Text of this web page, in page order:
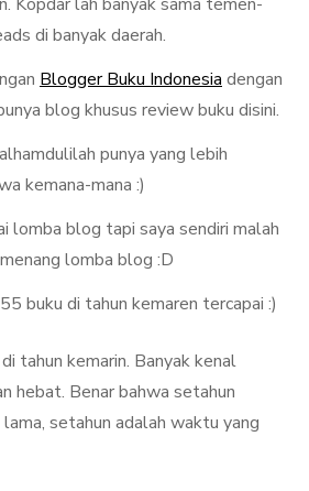
di banyak daerah.
Blogger Buku Indonesia dengan
blog khusus review buku disini.
punya yang lebih
kemana-mana :)
lomba blog tapi saya sendiri malah
lomba blog :D
buku di tahun kemaren tercapai :)
tahun kemarin. Banyak kenal
hebat. Benar bahwa setahun
setahun adalah waktu yang